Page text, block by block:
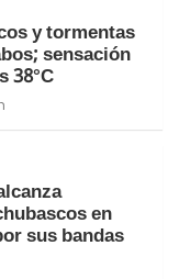
y tormentas
sensación
38°C
en
sus bandas